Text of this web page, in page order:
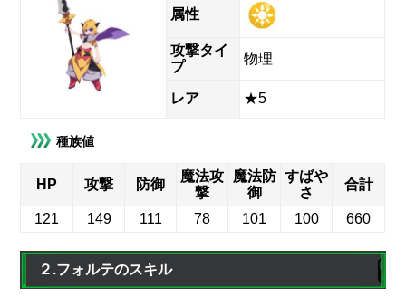
属性
攻撃タイ
プ
物理
レア ★5
種族値
HP 攻撃 防御
魔法攻
撃
魔法防
御
すばや
さ
合計
121 149 111 78 101 100 660
２.フォルテのスキル